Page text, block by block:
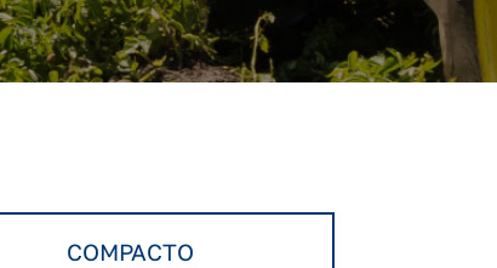
COMPACTO